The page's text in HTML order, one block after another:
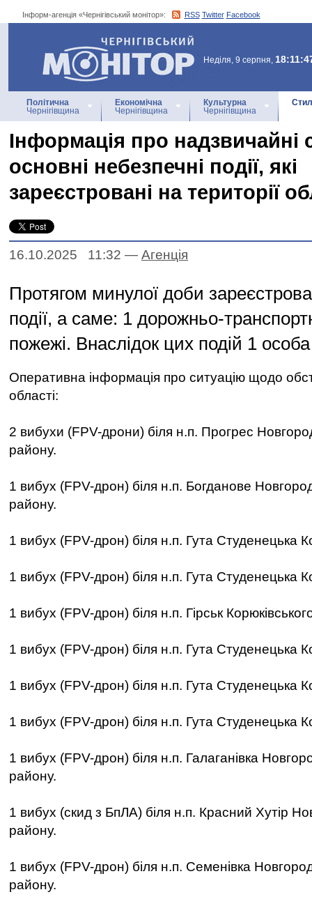
Інформ-агенція «Чернігівський монітор»: RSS Twitter Facebook
Інформ-агенція
«Чернігівський монітор»
Неділя, 9 серпня,
Політична
Чернігівщина
Економічна
Чернігівщина
Культурна
Чернігівщина
Інформація про надзвичайні
основні небезпечні події, які
зареєстровані на території
16.10.2025 11:32 — Агенцiя
Протягом минулої доби
події, а саме: 1 дорожньо-
пожежі. Внаслідок цих подій 1
Оперативна інформація про ситуацію щодо
області:
2 вибухи (FPV-дрони) біля н.п. Прогрес
району.
1 вибух (FPV-дрон) біля н.п. Богданове
району.
1 вибух (FPV-дрон) біля н.п. Гута Студенецька
1 вибух (FPV-дрон) біля н.п. Гута Студенецька
1 вибух (FPV-дрон) біля н.п. Гірськ
1 вибух (FPV-дрон) біля н.п. Гута Студенецька
1 вибух (FPV-дрон) біля н.п. Гута Студенецька
1 вибух (FPV-дрон) біля н.п. Гута Студенецька
1 вибух (FPV-дрон) біля н.п. Галаганівка
району.
1 вибух (скид з БпЛА) біля н.п. Красний Хутір
району.
1 вибух (FPV-дрон) біля н.п. Семенівка
району.